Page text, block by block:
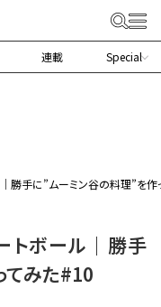
連載 Special
勝手に”ムーミン谷の料理”を作
トボール｜勝手
てみた#10